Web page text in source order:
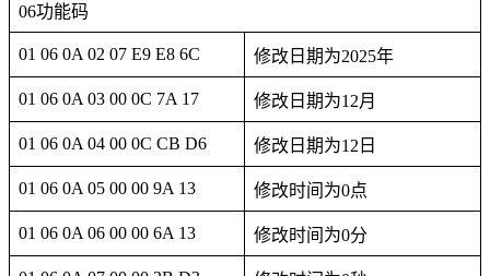
06功能码
01 06 0A 02 07 E9 E8 6C 修改日期为2025年
01 06 0A 03 00 0C 7A 17 修改日期为12月
01 06 0A 04 00 0C CB D6 修改日期为12日
01 06 0A 05 00 00 9A 13 修改时间为0点
01 06 0A 06 00 00 6A 13 修改时间为0分